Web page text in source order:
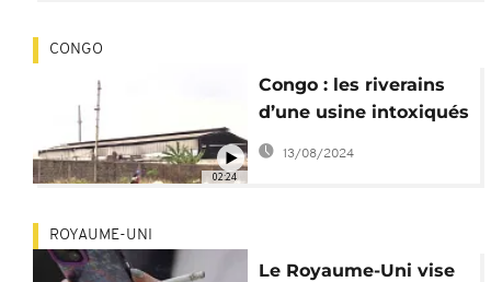
02:24
CONGO
Congo : les riverains
d’une usine intoxiqués
au plomb
13/08/2024
ROYAUME-UNI
Le Royaume-Uni vise